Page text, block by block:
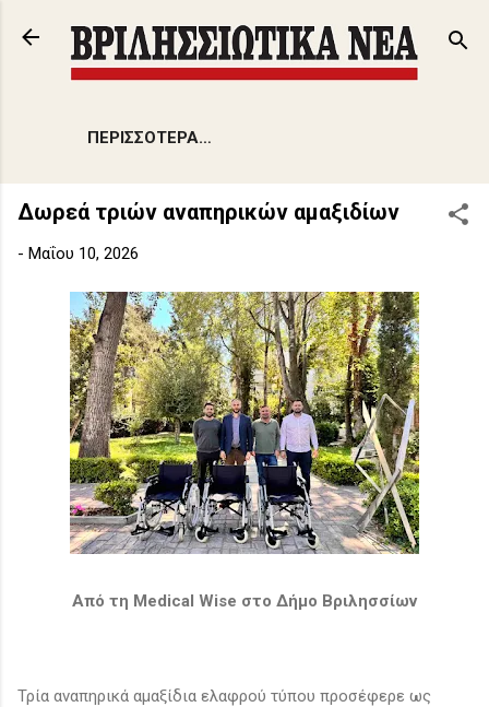
Μετάβαση στο κύριο περιεχόμενο
ΠΕΡΙΣΣΌΤΕΡΑ…
Δωρεά τριών αναπηρικών αμαξιδίων
- Μαΐου 10, 2026
Από τη Μedical Wise στο Δήμο Βριλησσίων
Τρία αναπηρικά αμαξίδια ελαφρού τύπου προσέφερε ως